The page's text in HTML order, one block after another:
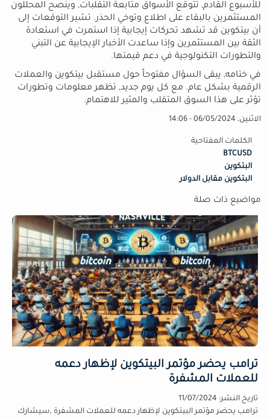
للأسبوع القادم, تتوقع الأسواق متابعة التقلبات, وينصح المحللون
المستثمرين بالبقاء على اطلاع وتوخي الحذر. تشير التوقعات إلى
أن بيتكوين قد تشهد تحركات إيجابية إذا استمرت في استعادة
الثقة بين المستثمرين وإذا ساعدت الأخبار الإيجابية عن التبني
والتطورات التكنولوجية في دعم قيمتها.
في ختامه, يبقى السؤال مفتوحاً حول مستقبل بيتكوين والعملات
الرقمية بشكل عام. مع كل يوم جديد, تظهر معلومات وتطورات
تؤثر على هذا السوق المتقلب والمثير للاهتمام.
الاثنين, 06/05/2024 - 14:06
الكلمات المفتاحية
BTCUSD
البتكوين
البتكوين مقابل الدولار
مواضيع ذات صلة
ترامب يحضر مؤتمر البيتكوين لإظهار دعمه
للعملات المشفرة
تاريخ النشر: 11/07/2024
ترامب يحضر مؤتمر البيتكوين لإظهار دعمه للعملات المشفرة ,سيشارك